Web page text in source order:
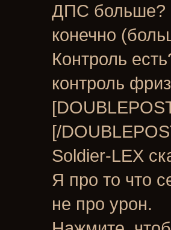
ДПС больше?
конечно
Контроль
контроль
[/
Soldier-LEX
Я про то что
не про урон.